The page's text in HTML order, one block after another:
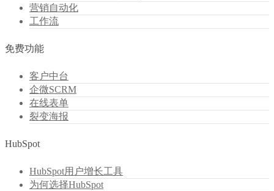
营销自动化
工作流
免费功能
客户中台
企微SCRM
在线表单
裂变海报
HubSpot
HubSpot用户增长工具
为何选择HubSpot